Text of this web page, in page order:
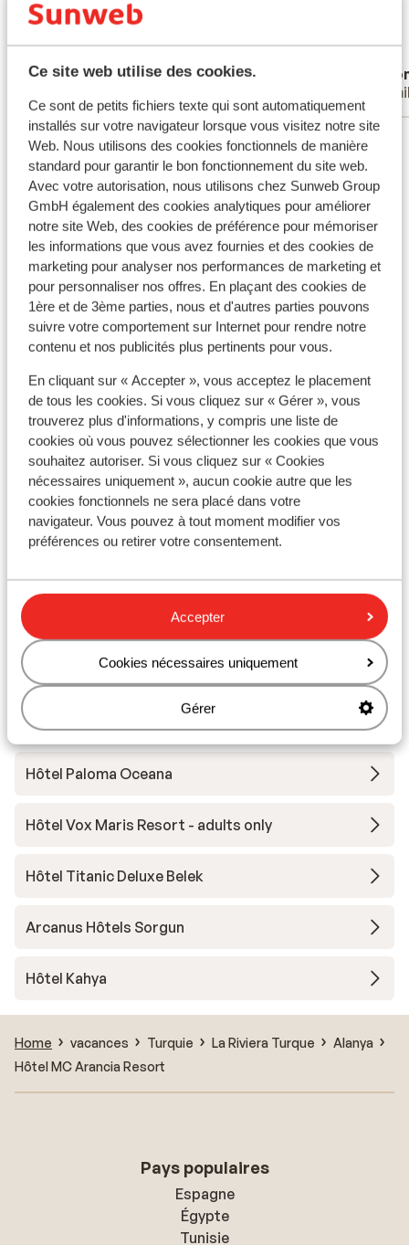
Ce site web utilise des cookies.
Ce sont de petits fichiers texte qui sont automatiquement
installés sur votre navigateur lorsque vous visitez notre site
Web. Nous utilisons des cookies fonctionnels de manière
standard pour garantir le bon fonctionnement du site web.
Avec votre autorisation, nous utilisons chez Sunweb Group
GmbH également des cookies analytiques pour améliorer
notre site Web, des cookies de préférence pour mémoriser
les informations que vous avez fournies et des cookies de
marketing pour analyser nos performances de marketing et
pour personnaliser nos offres. En plaçant des cookies de
1ère et de 3ème parties, nous et d'autres parties pouvons
suivre votre comportement sur Internet pour rendre notre
contenu et nos publicités plus pertinents pour vous.
En cliquant sur « Accepter », vous acceptez le placement
de tous les cookies. Si vous cliquez sur « Gérer », vous
trouverez plus d'informations, y compris une liste de
cookies où vous pouvez sélectionner les cookies que vous
souhaitez autoriser. Si vous cliquez sur « Cookies
nécessaires uniquement », aucun cookie autre que les
cookies fonctionnels ne sera placé dans votre
navigateur. Vous pouvez à tout moment modifier vos
préférences ou retirer votre consentement.
Accepter
Cookies nécessaires uniquement
Gérer
heller ikke, hvis du havde forventet at
dine penge og bliv væk.
heller ikke, hvis du havde forventet at...
Søren
Voir tous les 83 avis
Autres hébergements - La Riviera
Turque
Hôtel Aria Resort
Mardan Palace
Hôtel Elysee Rive
Hôtel Quattro Beach & Spa
Hôtel Gural Premier Belek
Hôtel Side Zeugma & Spa
Hôtel Gold Island Selected
Hôtel Saturn Palace Resort
Hôtel Paloma Oceana
Hôtel Vox Maris Resort - adults only
Hôtel Titanic Deluxe Belek
Arcanus Hôtels Sorgun
Hôtel Kahya
Home vacances Turquie La Riviera Turque
Alanya
Hôtel MC Arancia Resort
Pays populaires
Espagne
Égypte
Tunisie